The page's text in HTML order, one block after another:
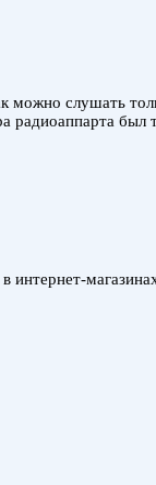
можно слушать
интернет-